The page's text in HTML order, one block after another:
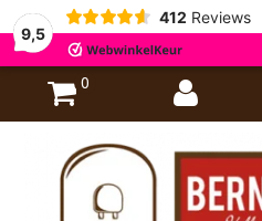
9,5
412 Reviews
0